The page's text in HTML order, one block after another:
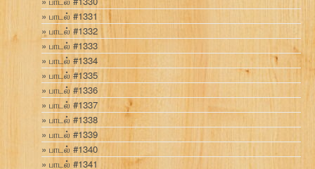
பாடல் #1331
பாடல் #1332
பாடல் #1333
பாடல் #1334
பாடல் #1335
பாடல் #1336
பாடல் #1337
பாடல் #1338
பாடல் #1339
பாடல் #1340
பாடல் #1341